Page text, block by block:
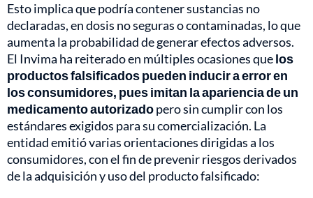
Esto implica que podría contener sustancias no
declaradas, en dosis no seguras o contaminadas, lo que
aumenta la probabilidad de generar efectos adversos.
El Invima ha reiterado en múltiples ocasiones quelos
productos falsificados pueden inducir a error en
los consumidores, pues imitan la apariencia de un
medicamento autorizadopero sin cumplir con los
estándares exigidos para su comercialización. La
entidad emitió varias orientaciones dirigidas a los
consumidores, con el fin de prevenir riesgos derivados
de la adquisición y uso del producto falsificado: